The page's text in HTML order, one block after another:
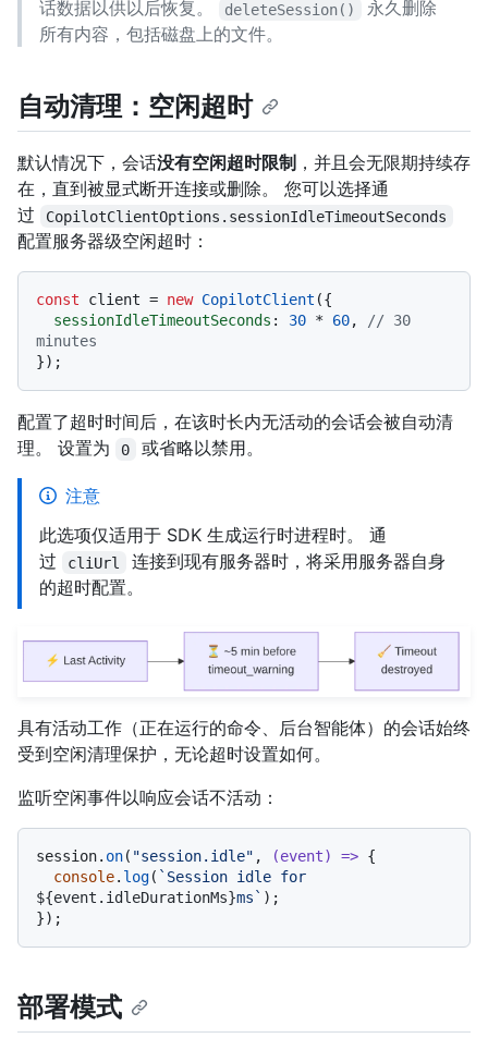
话数据以供以后恢复。
deleteSession()
永久删除
所有内容，包括磁盘上的文件。
自动清理：空闲超时
默认情况下，会话没有空闲超时限制 ，并且会无限期持续存
在，直到被显式断开连接或删除。 您可以选择通
过
CopilotClientOptions.sessionIdleTimeoutSeconds
配置服务器级空闲超时：
const client = new CopilotClient ({
sessionIdleTimeoutSeconds : 30 * 60, // 30
minutes
配置了超时时间后，在该时长内无活动的会话会被自动清
理。 设置为
0 或省略以禁用。
注意
此选项仅适用于 SDK 生成运行时进程时。 通
过
cliUrl
连接到现有服务器时，将采用服务器自身
的超时配置。
具有活动工作（正在运行的命令、后台智能体）的会话始终
受到空闲清理保护，无论超时设置如何。
监听空闲事件以响应会话不活动：
session. on( "session.idle" , (event) => {
console. log(
${event.idleDurationMs}ms` );
部署模式